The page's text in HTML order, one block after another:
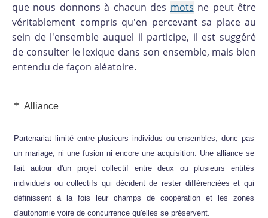
que nous donnons à chacun des mots ne peut être
véritablement compris qu'en percevant sa place au
sein de l'ensemble auquel il participe, il est suggéré
de consulter le lexique dans son ensemble, mais bien
entendu de façon aléatoire.
Alliance
Partenariat limité entre plusieurs individus ou ensembles, donc pas
un mariage, ni une fusion ni encore une acquisition. Une alliance se
fait autour d'un projet collectif entre deux ou plusieurs entités
individuels ou collectifs qui décident de rester différenciées et qui
définissent à la fois leur champs de coopération et les zones
d'autonomie voire de concurrence qu'elles se préservent.